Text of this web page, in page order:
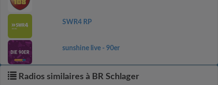
SWR4 RP
sunshine live - 90er
Radios similaires à BR Schlager